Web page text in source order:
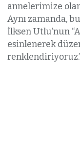
annelerimize
Aynı zamanda,
İlksen Utlu’nun
esinlenerek